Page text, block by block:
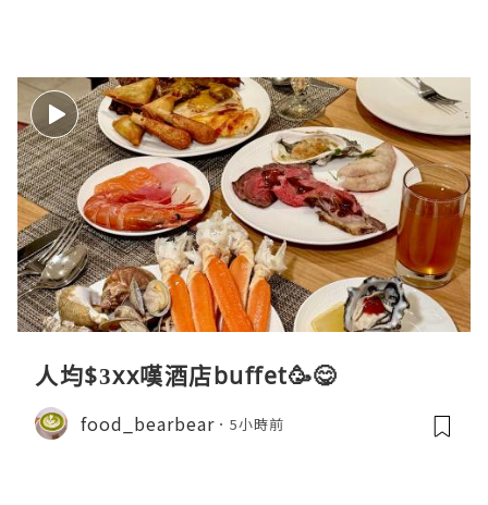
人均$3xx嘆酒店buffet🥳😋
food_bearbear 5小時前